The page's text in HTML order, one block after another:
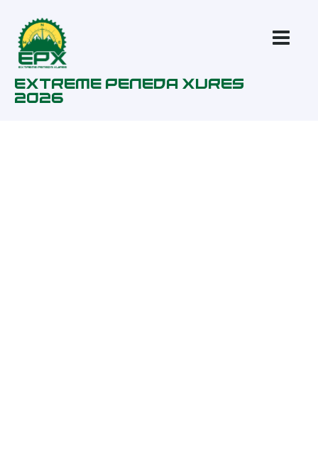
Extreme Peneda Xures
2026